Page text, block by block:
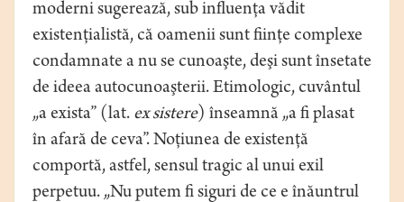
moderni sugerează, sub influenţa vădit
existenţialistă, că oamenii sunt fiinţe complexe
condamnate a nu se cunoaşte, deşi sunt însetate
de ideea autocunoaşterii. Etimologic, cuvântul
„a exista” (lat. ex sistere) înseamnă „a fi plasat
în afară de ceva”. Noţiunea de existenţă
comportă, astfel, sensul tragic al unui exil
perpetuu. „Nu putem fi siguri de ce e înăuntrul